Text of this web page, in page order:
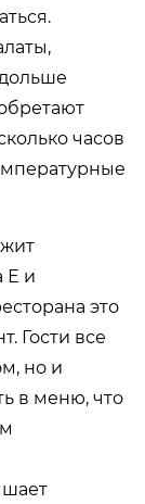
часов
Е и
это
Гости все
но и
в меню, что